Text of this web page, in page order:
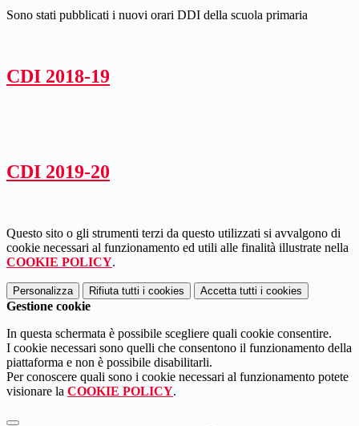
Sono stati pubblicati i nuovi orari DDI della scuola primaria
CDI 2018-19
CDI 2019-20
Questo sito o gli strumenti terzi da questo utilizzati si avvalgono di
cookie necessari al funzionamento ed utili alle finalità illustrate nella
COOKIE POLICY.
Personalizza Rifiuta tutti i cookies Accetta tutti i cookies
Gestione cookie
In questa schermata è possibile scegliere quali cookie consentire.
I cookie necessari sono quelli che consentono il funzionamento della
piattaforma e non è possibile disabilitarli.
Per conoscere quali sono i cookie necessari al funzionamento potete
visionare la COOKIE POLICY.